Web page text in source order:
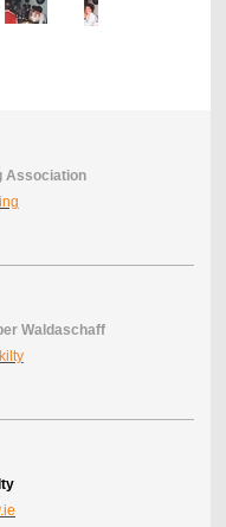
Association
Waldaschaff